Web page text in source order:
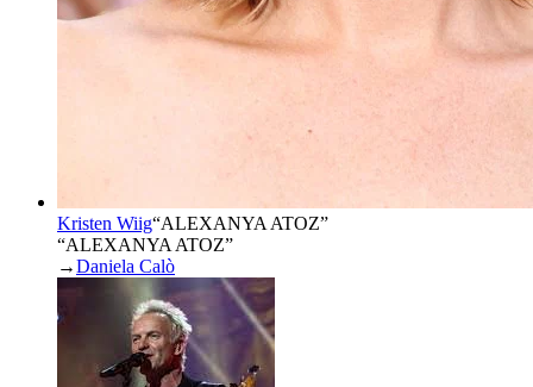
Kristen Wiig“ALEXANYA ATOZ”
“ALEXANYA ATOZ”
→Daniela Calò